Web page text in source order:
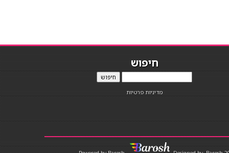
חיפוש
חיפוש
מדיניות פרטיות